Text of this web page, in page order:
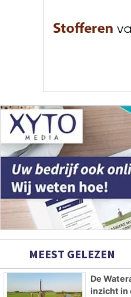
MEEST GELEZEN
De
inzicht in